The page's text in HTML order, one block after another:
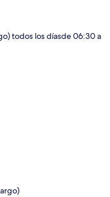
todos los díasde 06:30 a